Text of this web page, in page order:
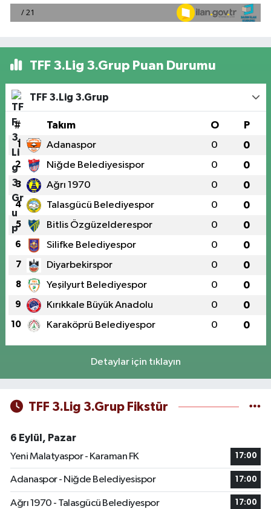
TFF 3.Lig 3.Grup Puan Durumu
TFF 3.Lig 3.Grup
# Takım O P
1 Adanaspor 0 0
2 Niğde Belediyesispor 0 0
3 Ağrı 1970 0 0
4 Talasgücü Belediyespor 0 0
5 Bitlis Özgüzelderespor 0 0
6 Silifke Belediyespor 0 0
7 Diyarbekirspor 0 0
8 Yeşilyurt Belediyespor 0 0
9 Kırıkkale Büyük Anadolu 0 0
10 Karaköprü Belediyespor 0 0
Detaylar için tıklayın
TFF 3.Lig 3.Grup Fikstür
6 Eylül, Pazar
Yeni Malatyaspor - Karaman FK
17:00
Adanaspor - Niğde Belediyesispor 17:00
Ağrı 1970 - Talasgücü Belediyespor 17:00